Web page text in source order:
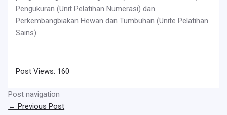
Pengukuran (Unit Pelatihan Numerasi) dan
Perkembangbiakan Hewan dan Tumbuhan (Unite Pelatihan
Sains).
Post Views: 160
Post navigation
← Previous Post